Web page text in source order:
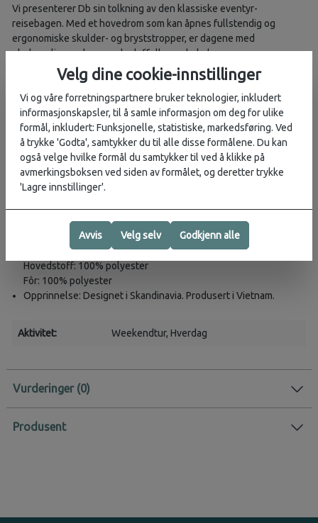
Vi presenterer Db sin tolkning av den klassiske eventyr-
reisebagen. Med et hovedrom som kan åpnes fullstendig og
ergonomiske skulder- og bryststropper, er dagene med
ubehagelige og hengende duffelbager bak deg.
Hovedrom som åpnes fullstendig, gir enkel tilgang til utstyret
ditt
Strømlinjeformet og kompakt design
360° håndtak for raskt grab-and-go
Kompatibel med Hook-Up System™
Ergonomiske skulder- og bryststropper
Spesifikasjoner
Dimensjoner: 12 x 19 x 47 cm (H x B x D)
Hovedstoff: 100% polyester
Fôr: 100% polyester
Opprinnelse: Designet i Skandinavia. Produsert i Vietnam.
Aktivitet: Weekendtur, Hverdag
Vurderinger
Produsent
Velg dine cookie-innstillinger
Vi og våre forretningspartnere bruker teknologier, inkludert
informasjonskapsler, til å samle informasjon om deg for ulike
formål, inkludert: Funksjonelle, statistiske, markedsføring. Ved
å trykke 'Godta', samtykker du til alle disse formålene. Du kan
også velge hvilke formål du samtykker til ved å klikke på
avmerkingsboksen ved siden av formålet, og deretter trykke
'Lagre innstillinger'.
Avvis Velg selv Godkjenn alle